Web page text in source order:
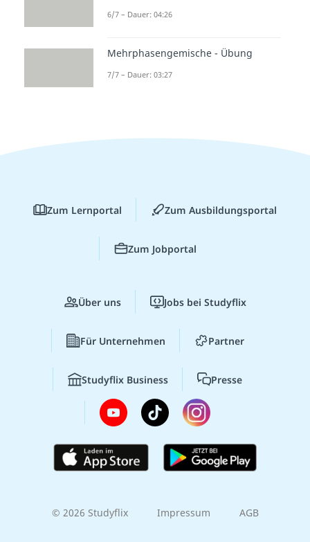
6/7 – Dauer: 04:26
Mehrphasengemische - Übung
7/7 – Dauer: 03:27
Zum Lernportal Zum Ausbildungsportal
Zum Jobportal
Über uns Jobs bei Studyflix
Für Unternehmen Partner
Studyflix Business Presse
© 2026 Studyflix Impressum AGB